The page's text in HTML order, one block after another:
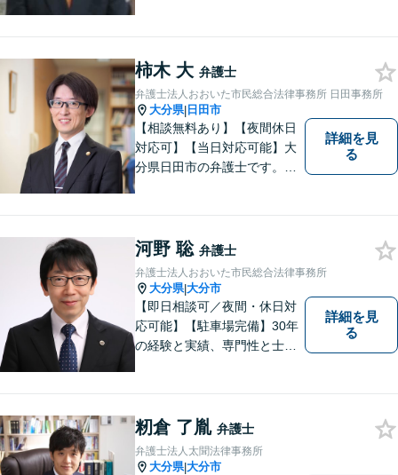
柿木 大 弁護士
弁護士法人おおいた市民総合法律事務所 日田事務所
大分県| 日田市
【相談無料あり】【夜間休日
対応可】【当日対応可能】大
分県日田市の弁護士です。離
詳細を見
る
河野 聡 弁護士
弁護士法人おおいた市民総合法律事務所
大分県|大分市
【即日相談可／夜間・休日対
応可能】【駐車場完備】30年
の経験と実績、専門性と士業
ニーズに応えます。常に市民
に身近で親しみやすい弁護士
であり続けます。
詳細を見
る
籾倉 了胤 弁護士
弁護士法人太聞法律事務所
大分県|大分市